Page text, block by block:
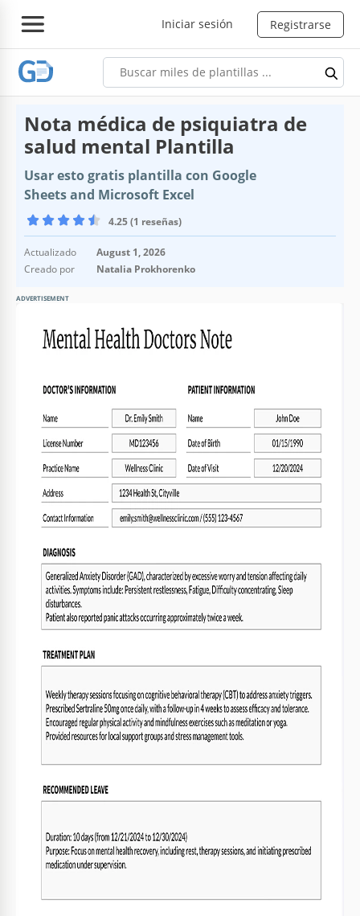
Iniciar sesión Registrarse
Nota médica de psiquiatra de
salud mental Plantilla
Usar esto gratis plantilla con Google
Sheets and Microsoft Excel
4.25 (1 reseñas)
Actualizado
August 1, 2026
Creado por
Natalia Prokhorenko
ADVERTISEMENT